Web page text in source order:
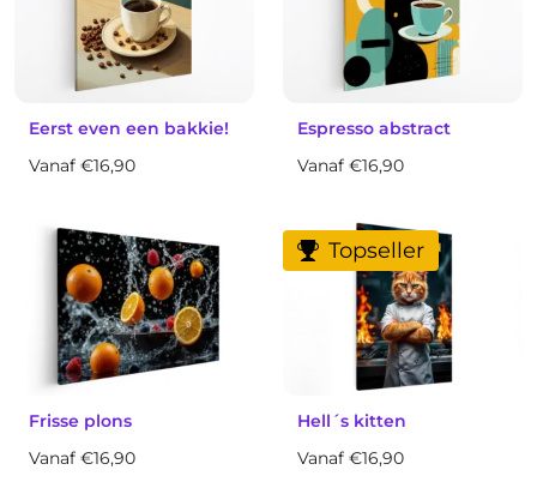
Eerst even een bakkie!
Vanaf €16,90
Espresso abstract
Vanaf €16,90
Frisse plons
Vanaf €16,90
Topseller
Hell´s kitten
Vanaf €16,90